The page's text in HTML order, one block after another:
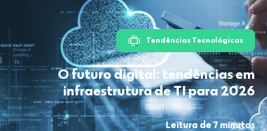
Tendências Tecnológicas
O futuro digital: tendências em
infraestrutura de TI para 2026
Leitura de 7 minutos